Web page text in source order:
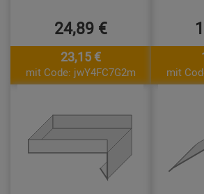
24,89 €
23,15 €
mit Code: jwY4FC7G2m mit